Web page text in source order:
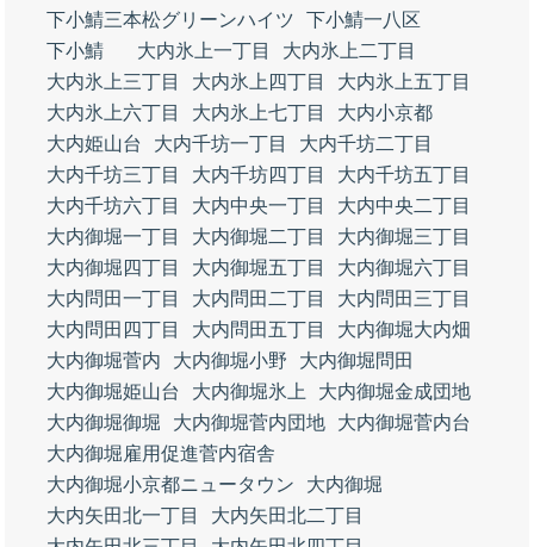
下小鯖三本松グリーンハイツ
下小鯖一八区
下小鯖
大内氷上一丁目
大内氷上二丁目
大内氷上三丁目
大内氷上四丁目
大内氷上五丁目
大内氷上六丁目
大内氷上七丁目
大内小京都
大内姫山台
大内千坊一丁目
大内千坊二丁目
大内千坊三丁目
大内千坊四丁目
大内千坊五丁目
大内千坊六丁目
大内中央一丁目
大内中央二丁目
大内御堀一丁目
大内御堀二丁目
大内御堀三丁目
大内御堀四丁目
大内御堀五丁目
大内御堀六丁目
大内問田一丁目
大内問田二丁目
大内問田三丁目
大内問田四丁目
大内問田五丁目
大内御堀大内畑
大内御堀菅内
大内御堀小野
大内御堀問田
大内御堀姫山台
大内御堀氷上
大内御堀金成団地
大内御堀御堀
大内御堀菅内団地
大内御堀菅内台
大内御堀雇用促進菅内宿舎
大内御堀小京都ニュータウン
大内御堀
大内矢田北一丁目
大内矢田北二丁目